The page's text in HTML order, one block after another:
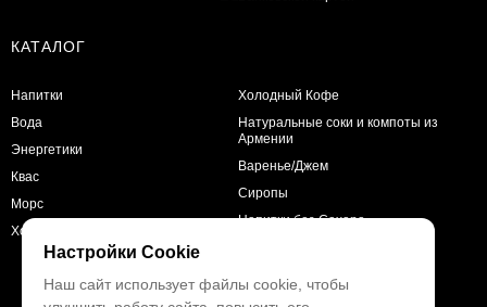
КАТАЛОГ
Напитки
Вода
Энергетики
Квас
Морс
Холодный чай
Холодный Кофе
Натуральные соки и компоты из
Армении
Варенье/Джем
Сиропы
Напитки без Сахара
Настройки Cookie
Наш сайт использует файлы cookie, чтобы